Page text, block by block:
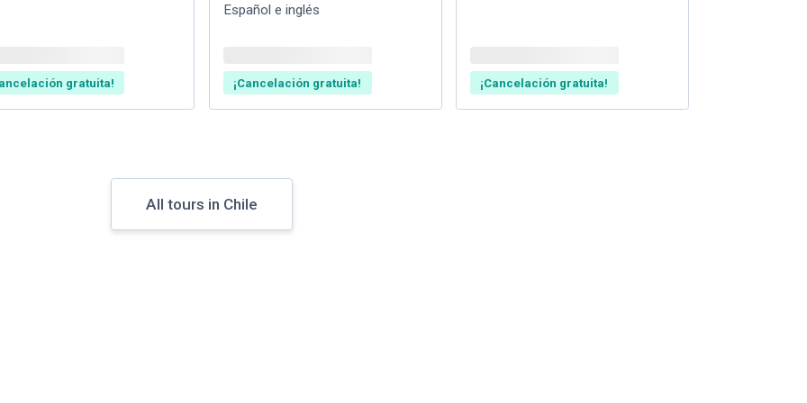
gratuita!
Español e inglés
¡Cancelación gratuita! ¡Cancelación gratuita!
All tours in Chile